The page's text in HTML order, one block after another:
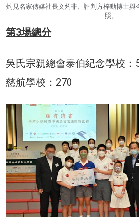
灼見名家傳媒社長文灼非、評判方梓勳博士與
照。
第3場總分
吳氏宗親總會泰伯紀念學校：
慈航學校：270